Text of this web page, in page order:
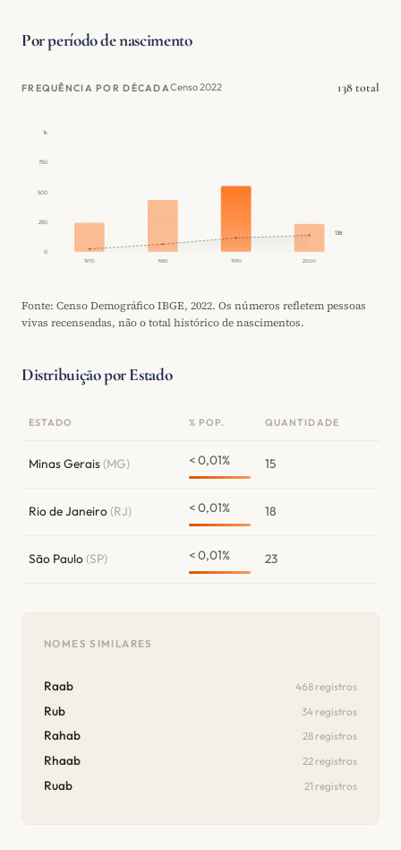
Por período de nascimento
FREQUÊNCIA POR DÉCADACenso 2022 138 total
0
250
500
750
1k
1970 1980 1990 2000
138
Fonte: Censo Demográfico IBGE, 2022. Os números refletem pessoas
vivas recenseadas, não o total histórico de nascimentos.
Distribuição por Estado
ESTADO % POP. QUANTIDADE
Minas Gerais(MG) < 0,01% 15
Rio de Janeiro(RJ) < 0,01% 18
São Paulo(SP) < 0,01% 23
NOMES SIMILARES
Raab 468 registros
Rub 34 registros
Rahab 28 registros
Rhaab 22 registros
Ruab 21 registros